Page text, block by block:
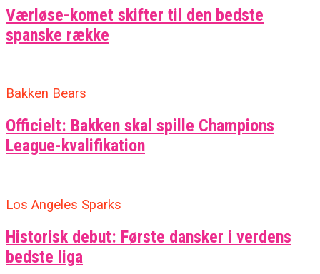
Værløse-komet skifter til den bedste
spanske række
Bakken Bears
Officielt: Bakken skal spille Champions
League-kvalifikation
Los Angeles Sparks
Historisk debut: Første dansker i verdens
bedste liga